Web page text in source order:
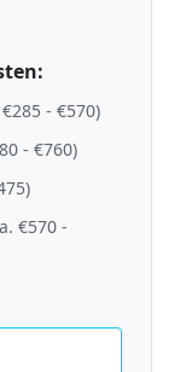
- €570)
- €760)
€570 -